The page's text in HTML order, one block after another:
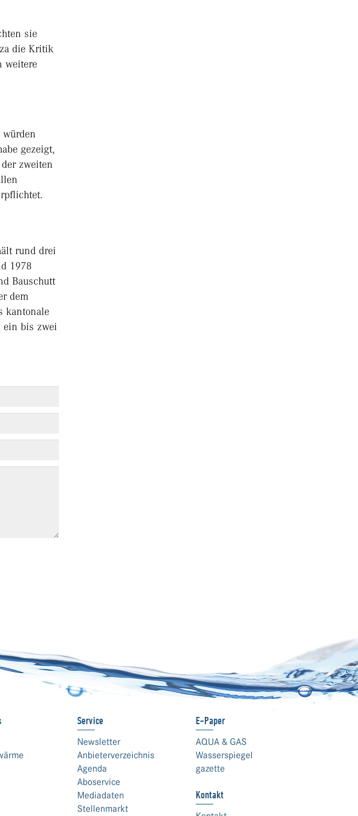
sie
die Kritik
weitere
würden
gezeigt,
zweiten
rund drei
1978
Bauschutt
dem
kantonale
ein bis zwei
Service
Newsletter
Anbieterverzeichnis
Agenda
Aboservice
Mediadaten
Stellenmarkt
E-Paper
AQUA & GAS
Wasserspiegel
gazette
Kontakt